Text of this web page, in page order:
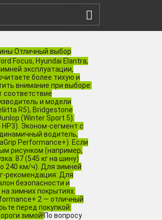
Отличный выбор
Focus, Hyundai Elantra,
эксплуатации,
более тихую и
внимание при выборе:
соответствие
и модели
R5), Bridgestone
(Winter Sport 5).
Эконом-сегмент с
водитель,
Performance+). Если
рисунком (например,
87 (545 кг на шину)
240 км/ч). Для зимней
рекомендация: Для
безопасности и
зимних покрытиях.
2 — отличный
перед покупкой:
зимой!По вопросу